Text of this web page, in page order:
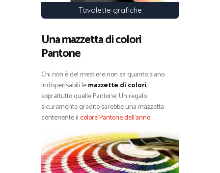
Tavolette grafiche
Una mazzetta di colori
Pantone
Chi non è del mestiere non sa quanto siano
indispensabili lemazzette di colori,
soprattutto quelle Pantone. Un regalo
sicuramente gradito sarebbe una mazzetta
contenente ilcolore Pantone dell’anno.